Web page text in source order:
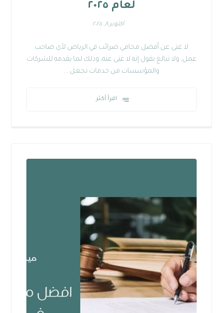
لعام ٢٠٢٥
أكتوبر ٨, ٢٠٢٥
لا غنى عن أفضل محامي ضرائب في الرياض لأي صاحب
عمل، ولا نبالغ بقول إنه لا غنى عنه، وذلك لما يقدمه للشركات
والمؤسسات من خدمات تجعل ...
اقرأ أكثر